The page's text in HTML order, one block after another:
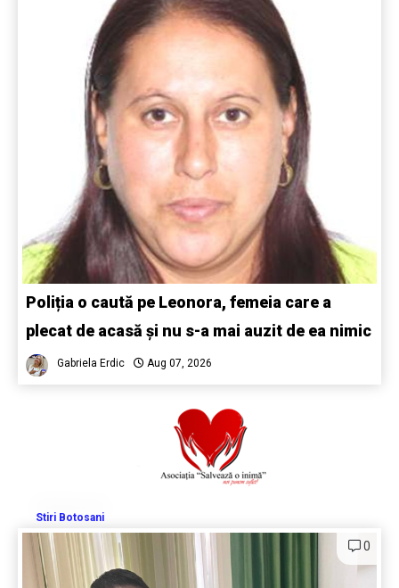
Poliția o caută pe Leonora, femeia care a
plecat de acasă și nu s-a mai auzit de ea nimic
Gabriela Erdic Aug 07, 2026
Stiri Botosani
0